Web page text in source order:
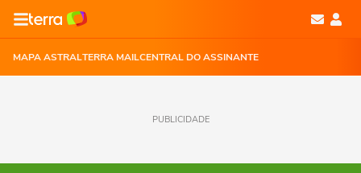
MAPA ASTRALTERRA MAILCENTRAL DO ASSINANTE
PUBLICIDADE